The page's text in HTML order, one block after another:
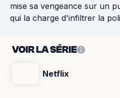
mise sa vengeance sur un
qui la charge d'infiltrer la
VOIR LA SÉRIE
Netflix